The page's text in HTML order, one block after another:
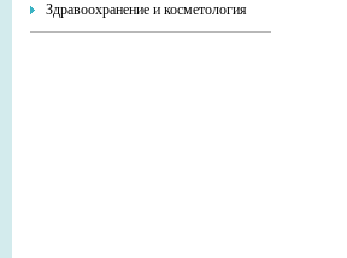
Здравоохранение и косметология